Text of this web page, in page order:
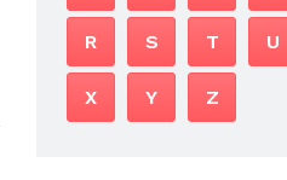
R S T U
X Y Z